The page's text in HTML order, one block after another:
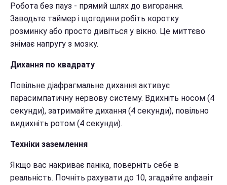
Робота без пауз - прямий шлях до вигорання.
Заводьте таймер і щогодини робіть коротку
розминку або просто дивіться у вікно. Це миттєво
знімає напругу з мозку.
Дихання по квадрату
Повільне діафрагмальне дихання активує
парасимпатичну нервову систему. Вдихніть носом (4
секунди), затримайте дихання (4 секунди), повільно
видихніть ротом (4 секунди).
Техніки заземлення
Якщо вас накриває паніка, поверніть себе в
реальність. Почніть рахувати до 10, згадайте алфавіт